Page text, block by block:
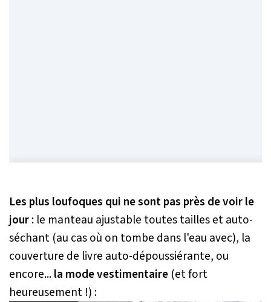
Les plus loufoques qui ne sont pas près de voir le
jour : le manteau ajustable toutes tailles et auto-
séchant (au cas où on tombe dans l'eau avec), la
couverture de livre auto-dépoussiérante, ou
encore...la mode vestimentaire (et fort
heureusement !) :